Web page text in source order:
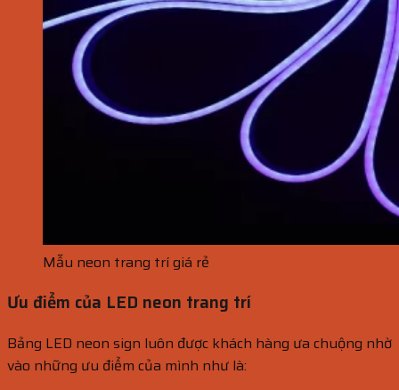
Mẫu neon trang trí giá rẻ
Ưu điểm của LED neon trang trí
Bảng LED neon sign luôn được khách hàng ưa chuộng nhờ
vào những ưu điểm của mình như là: